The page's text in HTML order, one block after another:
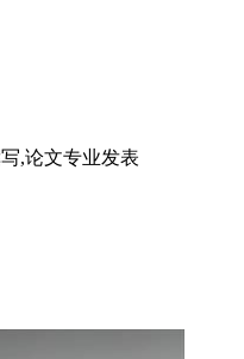
,论文专业发表